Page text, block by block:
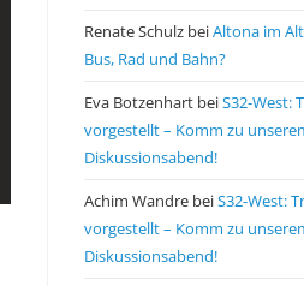
Renate Schulz beiAltona im
Bus, Rad und Bahn?
Eva Botzenhart beiS32-West:
vorgestellt – Komm zu
Diskussionsabend!
Achim Wandre beiS32-West:
vorgestellt – Komm zu
Diskussionsabend!